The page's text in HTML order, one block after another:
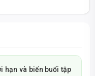
hạn và biến buổi tập